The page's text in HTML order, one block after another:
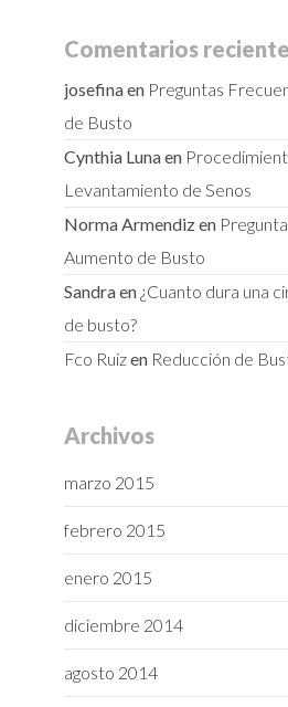
Comentarios
josefinaen Preguntas
de Busto
Cynthia Lunaen
Levantamiento de Senos
Norma Armendizen
Aumento de Busto
Sandraen ¿Cuanto dura una
de busto?
Fco Ruizen Reducción de
Archivos
marzo 2015
febrero 2015
enero 2015
diciembre 2014
agosto 2014